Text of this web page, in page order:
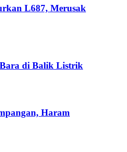
L687, Merusak
di Balik Listrik
Haram